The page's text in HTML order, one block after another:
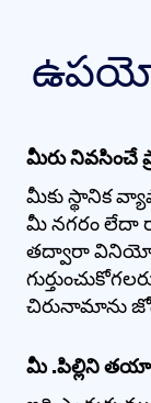
మీరు నివసించే
మీకు స్థానిక
మీ నగరం లేదా
తద్వారా
చిరునామాను
మీ .పిల్లిని